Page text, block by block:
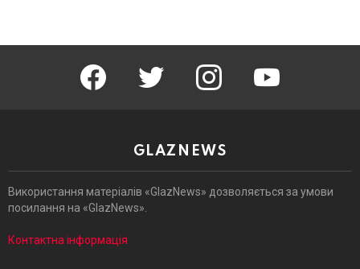
facebook twitter instagram youtube
GLAZNEWS
Використання матеріалів «GlazNews» дозволяється за умови
посилання на «GlazNews».
Контактна інформація